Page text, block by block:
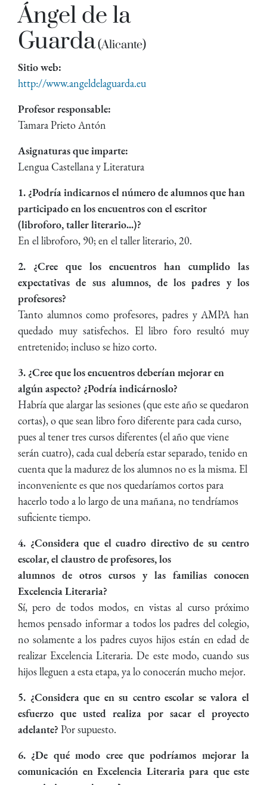
Ángel de la
Guarda(Alicante)
Sitio web:
http://www.angeldelaguarda.eu
Profesor responsable:
Tamara Prieto Antón
Asignaturas que imparte:
Lengua Castellana y Literatura
1. ¿Podría indicarnos el número de alumnos que han
participado en los encuentros con el escritor
(libroforo, taller literario...)?
En el libroforo, 90; en el taller literario, 20.
2. ¿Cree que los encuentros han cumplido las
expectativas de sus alumnos, de los padres y los
profesores?
Tanto alumnos como profesores, padres y AMPA han
quedado muy satisfechos. El libro foro resultó muy
entretenido; incluso se hizo corto.
3. ¿Cree que los encuentros deberían mejorar en
algún aspecto? ¿Podría indicárnoslo?
Habría que alargar las sesiones (que este año se quedaron
cortas), o que sean libro foro diferente para cada curso,
pues al tener tres cursos diferentes (el año que viene
serán cuatro), cada cual debería estar separado, tenido en
cuenta que la madurez de los alumnos no es la misma. El
inconveniente es que nos quedaríamos cortos para
hacerlo todo a lo largo de una mañana, no tendríamos
suficiente tiempo.
4. ¿Considera que el cuadro directivo de su centro
escolar, el claustro de profesores, los
alumnos de otros cursos y las familias conocen
Excelencia Literaria?
Sí, pero de todos modos, en vistas al curso próximo
hemos pensado informar a todos los padres del colegio,
no solamente a los padres cuyos hijos están en edad de
realizar Excelencia Literaria. De este modo, cuando sus
hijos lleguen a esta etapa, ya lo conocerán mucho mejor.
5. ¿Considera que en su centro escolar se valora el
esfuerzo que usted realiza por sacar el proyecto
adelante? Por supuesto.
6. ¿De qué modo cree que podríamos mejorar la
comunicación en Excelencia Literaria para que este